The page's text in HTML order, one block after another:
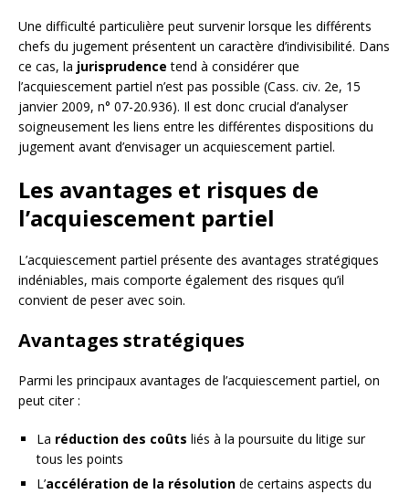
Une difficulté particulière peut survenir lorsque les différents
chefs du jugement présentent un caractère d’indivisibilité. Dans
ce cas, la jurisprudence tend à considérer que
l’acquiescement partiel n’est pas possible (Cass. civ. 2e, 15
janvier 2009, n° 07-20.936). Il est donc crucial d’analyser
soigneusement les liens entre les différentes dispositions du
jugement avant d’envisager un acquiescement partiel.
Les avantages et risques de
l’acquiescement partiel
L’acquiescement partiel présente des avantages stratégiques
indéniables, mais comporte également des risques qu’il
convient de peser avec soin.
Avantages stratégiques
Parmi les principaux avantages de l’acquiescement partiel, on
peut citer :
La réduction des coûts liés à la poursuite du litige sur
tous les points
L’accélération de la résolution de certains aspects du